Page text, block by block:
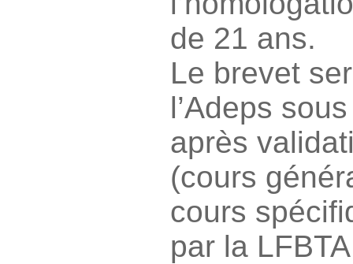
de 21 ans.
Le brevet
l’Adeps
après
(cours
cours
par la